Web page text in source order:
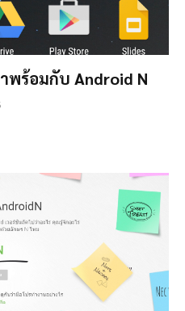
พร้อมกับ Android N